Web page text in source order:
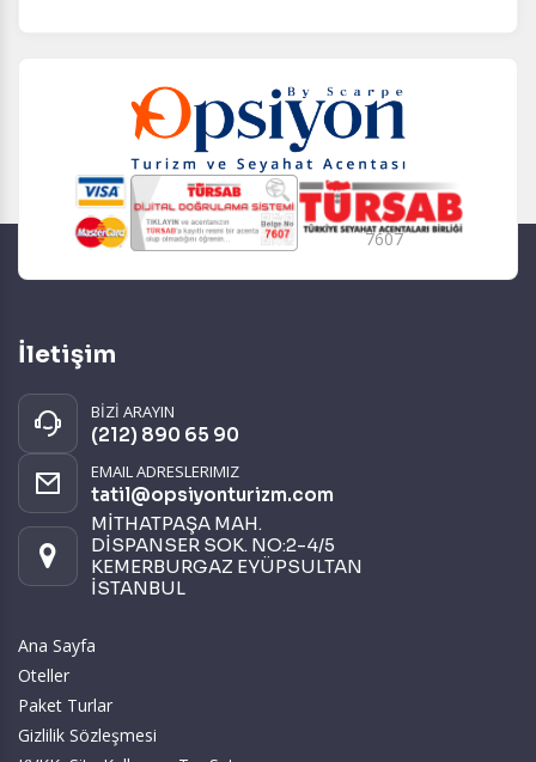
7607
İletişim
BİZİ ARAYIN
(212) 890 65 90
EMAIL ADRESLERIMIZ
tatil@opsiyonturizm.com
MİTHATPAŞA MAH.
DİSPANSER SOK. NO:2-4/5
KEMERBURGAZ EYÜPSULTAN
İSTANBUL
Ana Sayfa
Oteller
Paket Turlar
Gizlilik Sözleşmesi